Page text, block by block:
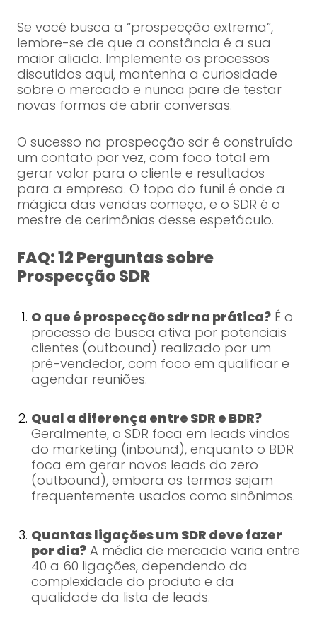
Se você busca a “prospecção extrema”,
lembre-se de que a constância é a sua
maior aliada. Implemente os processos
discutidos aqui, mantenha a curiosidade
sobre o mercado e nunca pare de testar
novas formas de abrir conversas.
O sucesso na prospecção sdr é construído
um contato por vez, com foco total em
gerar valor para o cliente e resultados
para a empresa. O topo do funil é onde a
mágica das vendas começa, e o SDR é o
mestre de cerimônias desse espetáculo.
FAQ: 12 Perguntas sobre
Prospecção SDR
O que é prospecção sdr na prática?É o
processo de busca ativa por potenciais
clientes (outbound) realizado por um
pré-vendedor, com foco em qualificar e
agendar reuniões.
Qual a diferença entre SDR e BDR?
Geralmente, o SDR foca em leads vindos
do marketing (inbound), enquanto o BDR
foca em gerar novos leads do zero
(outbound), embora os termos sejam
frequentemente usados como sinônimos.
Quantas ligações um SDR deve fazer
por dia?A média de mercado varia entre
40 a 60 ligações, dependendo da
complexidade do produto e da
qualidade da lista de leads.